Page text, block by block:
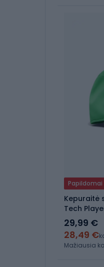
Papildomai
Kepuraitė
Tech
29,99 €
28,49 €
Mažiausia